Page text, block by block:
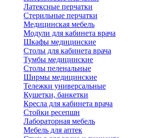
Латексные перчатки
Стерильные перчатки
Медицинская мебель
Модули для кабинета врача
Шкафы медицинские
Столы для кабинета врача
Тумбы медицинские
Столы пеленальные
Ширмы медицинские
Тележки универсальные
Кушетки, банкетки
Кресла для кабинета врача
Стойки ресепшн
Лабораторная мебель
Мебель для аптек